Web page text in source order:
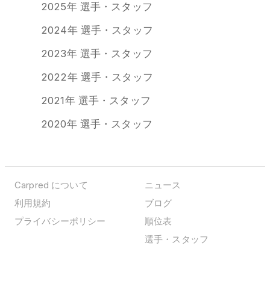
2025年 選手・スタッフ
2024年 選手・スタッフ
2023年 選手・スタッフ
2022年 選手・スタッフ
2021年 選手・スタッフ
2020年 選手・スタッフ
Carpred について
利用規約
プライバシーポリシー
ニュース
ブログ
順位表
選手・スタッフ